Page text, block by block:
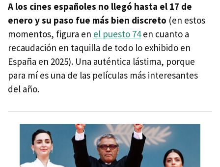
A los cines españoles no llegó hasta el 17 de
enero y su paso fue más bien discreto (en estos
momentos, figura en el puesto 74en cuanto a
recaudación en taquilla de todo lo exhibido en
España en 2025). Una auténtica lástima, porque
para mí es una de las películas más interesantes
del año.